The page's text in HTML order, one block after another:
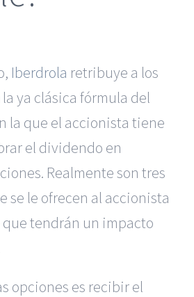
Iberdrola retribuye a los
ya clásica fórmula del
la que el accionista tiene
el dividendo en
Realmente son tres
se le ofrecen al accionista
tendrán un impacto
opciones es recibir el